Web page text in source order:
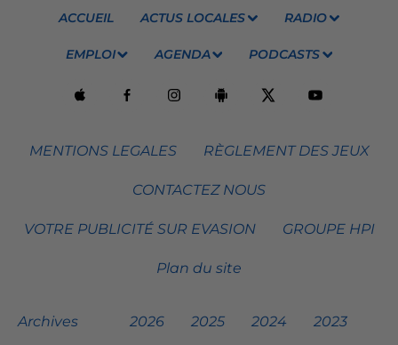
ACCUEIL ACTUS LOCALES RADIO
EMPLOI AGENDA PODCASTS
MENTIONS LEGALES RÈGLEMENT DES JEUX
CONTACTEZ NOUS
VOTRE PUBLICITÉ SUR EVASION GROUPE HPI
Plan du site
Archives 2026 2025 2024 2023